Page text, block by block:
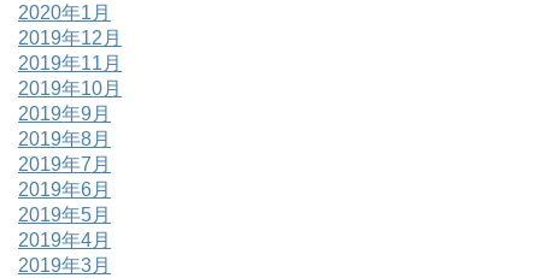
2020年1月
2019年12月
2019年11月
2019年10月
2019年9月
2019年8月
2019年7月
2019年6月
2019年5月
2019年4月
2019年3月